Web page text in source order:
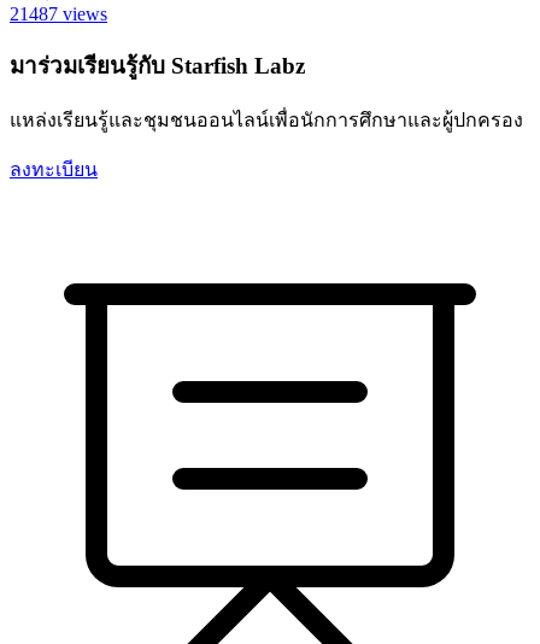
21487 views
มาร่วมเรียนรู้กับ Starfish Labz
แหล่งเรียนรู้และชุมชนออนไลน์เพื่อนักการศึกษาและผู้ปกครอง
ลงทะเบียน